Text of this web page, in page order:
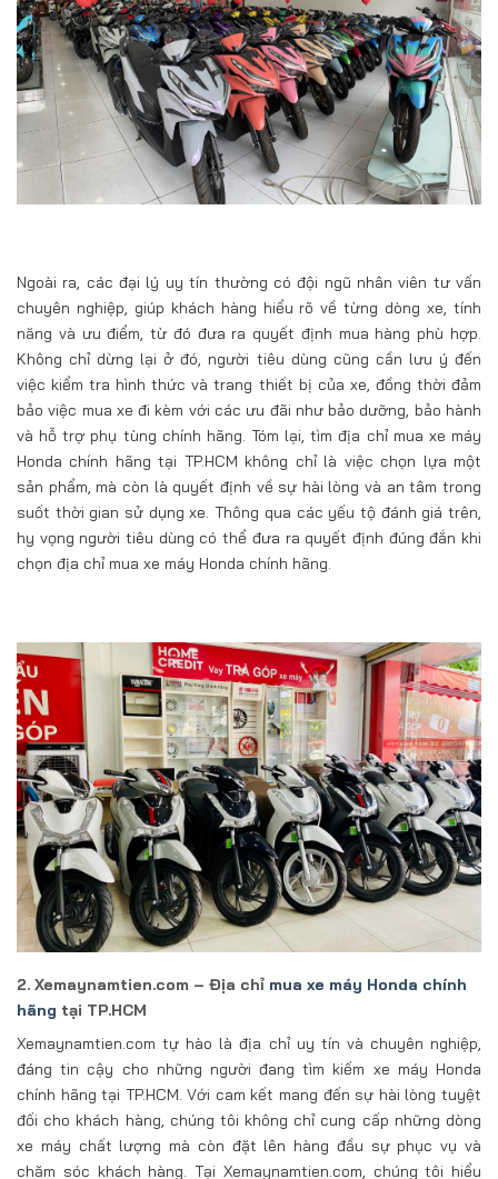
Ngoài ra, các đại lý uy tín thường có đội ngũ nhân viên tư vấn
chuyên nghiệp, giúp khách hàng hiểu rõ về từng dòng xe, tính
năng và ưu điểm, từ đó đưa ra quyết định mua hàng phù hợp.
Không chỉ dừng lại ở đó, người tiêu dùng cũng cần lưu ý đến
việc kiểm tra hình thức và trang thiết bị của xe, đồng thời đảm
bảo việc mua xe đi kèm với các ưu đãi như bảo dưỡng, bảo hành
và hỗ trợ phụ tùng chính hãng. Tóm lại, tìm địa chỉ mua xe máy
Honda chính hãng tại TP.HCM không chỉ là việc chọn lựa một
sản phẩm, mà còn là quyết định về sự hài lòng và an tâm trong
suốt thời gian sử dụng xe. Thông qua các yếu tộ đánh giá trên,
hy vọng người tiêu dùng có thể đưa ra quyết định đúng đắn khi
chọn địa chỉ mua xe máy Honda chính hãng.
2. Xemaynamtien.com – Địa chỉ mua xe máy Honda chính
hãng tại TP.HCM
Xemaynamtien.com tự hào là địa chỉ uy tín và chuyên nghiệp,
đáng tin cậy cho những người đang tìm kiếm xe máy Honda
chính hãng tại TP.HCM. Với cam kết mang đến sự hài lòng tuyệt
đối cho khách hàng, chúng tôi không chỉ cung cấp những dòng
xe máy chất lượng mà còn đặt lên hàng đầu sự phục vụ và
chăm sóc khách hàng. Tại Xemaynamtien.com, chúng tôi hiểu